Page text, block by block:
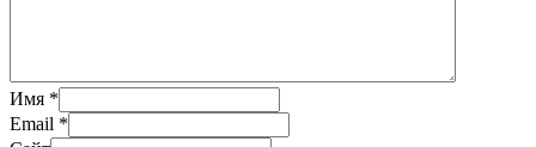
Имя *
Email *